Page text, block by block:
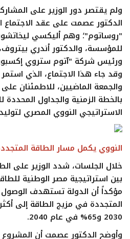
ولم يقتصر دور الوزير على
الدكتور عصمت على عقد
"روساتوم"؛ وهم أليكسي
للمؤسسة، والدكتور أندري بيتروف
ورئيس شركة "آتوم ستروي
وقد جاء هذا الاجتماع، الذي
والجمعة الماضيين، للاطمئنان على
بالخطة الزمنية والجداول المحددة
الاستراتيجي النووي المصري
النووي يكمل مسار الطاقة
خلال الجلسات، شدد الوزير على
بين استراتيجية مصر الوطنية
مؤكداً أن الدولة تستهدف
المتجددة في مزيج الطاقة إلى
2030 و65% في عام 2040
.
وأوضح الدكتور عصمت أن المشروع